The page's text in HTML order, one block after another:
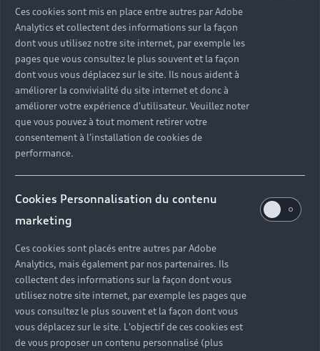
Ces cookies sont mis en place entre autres par Adobe
Analytics et collectent des informations sur la façon
dont vous utilisez notre site internet, par exemple les
pages que vous consultez le plus souvent et la façon
dont vous vous déplacez sur le site. Ils nous aident à
améliorer la convivialité du site internet et donc à
améliorer votre expérience d'utilisateur. Veuillez noter
que vous pouvez à tout moment retirer votre
consentement à l'installation de cookies de
performance.
Cookies Personnalisation du contenu
marketing
Ces cookies sont placés entre autres par Adobe
Analytics, mais également par nos partenaires. Ils
collectent des informations sur la façon dont vous
utilisez notre site internet, par exemple les pages que
vous consultez le plus souvent et la façon dont vous
vous déplacez sur le site. L'objectif de ces cookies est
de vous proposer un contenu personnalisé (plus